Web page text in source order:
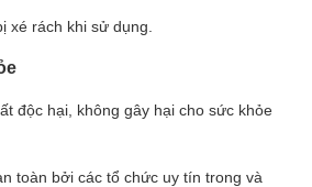
xé rách khi sử dụng.
độc hại, không gây hại cho sức khỏe
toàn bởi các tổ chức uy tín trong và